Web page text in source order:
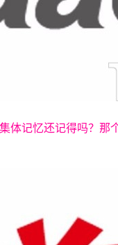
体记忆还记得吗？那